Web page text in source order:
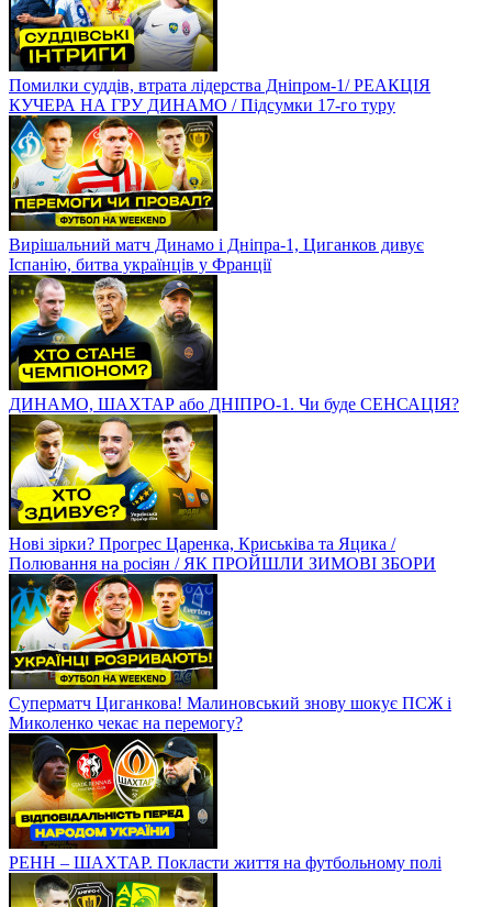
Помилки суддів, втрата лідерства Дніпром-1/ РЕАКЦІЯ
КУЧЕРА НА ГРУ ДИНАМО / Підсумки 17-го туру
Вирішальний матч Динамо і Дніпра-1, Циганков дивує
Іспанію, битва українців у Франції
ДИНАМО, ШАХТАР або ДНІПРО-1. Чи буде СЕНСАЦІЯ?
Нові зірки? Прогрес Царенка, Криськіва та Яцика /
Полювання на росіян / ЯК ПРОЙШЛИ ЗИМОВІ ЗБОРИ
Суперматч Циганкова! Малиновський знову шокує ПСЖ і
Миколенко чекає на перемогу?
РЕНН – ШАХТАР. Покласти життя на футбольному полі